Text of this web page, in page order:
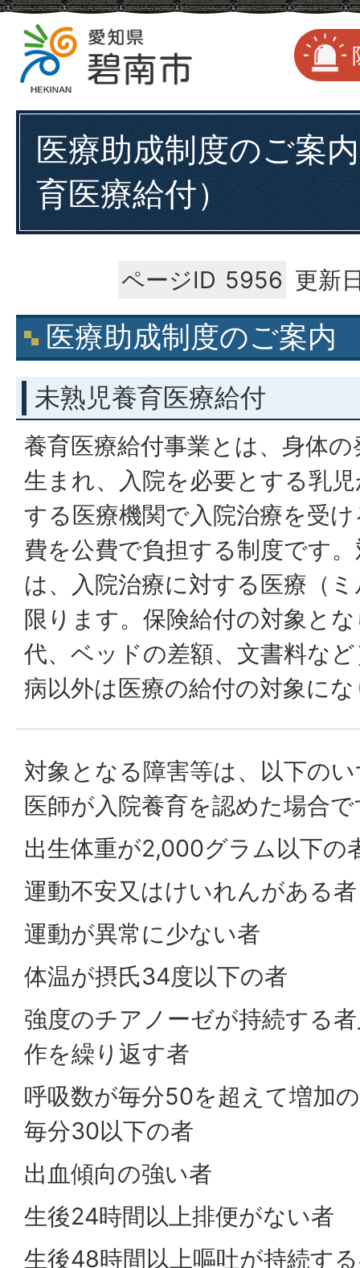
医療助成制度のご案
育医療給付）
ページID 5956 更新
医療助成制度のご案内
未熟児養育医療給付
養育医療給付事業とは、身体
生まれ、入院を必要とする乳
する医療機関で入院治療を受
費を公費で負担する制度です
は、入院治療に対する医療（
限ります。保険給付の対象と
代、ベッドの差額、文書料な
病以外は医療の給付の対象に
対象となる障害等は、以下の
医師が入院養育を認めた場合
出生体重が2,000グラム以下の
運動不安又はけいれんがある者
運動が異常に少ない者
体温が摂氏34度以下の者
強度のチアノーゼが持続する
作を繰り返す者
呼吸数が毎分50を超えて増加
毎分30以下の者
出血傾向の強い者
生後24時間以上排便がない者
生後48時間以上嘔吐が持続す